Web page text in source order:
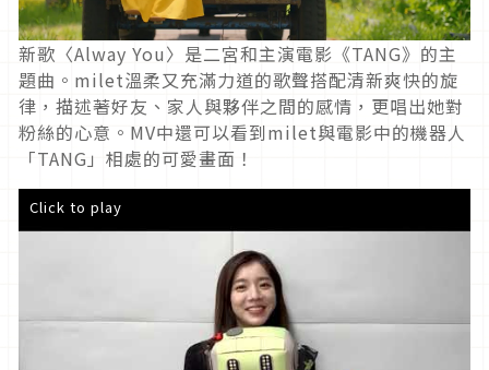
新歌〈Alway You〉是二宮和主演電影《TANG》的主
題曲。milet溫柔又充滿力道的歌聲搭配清新爽快的旋
律，描述著好友、家人與夥伴之間的感情，更唱出她對
粉絲的心意。MV中還可以看到milet與電影中的機器人
「TANG」相處的可愛畫面！
Click to play